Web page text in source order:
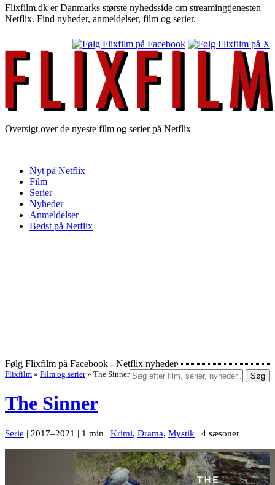
Flixfilm.dk er Danmarks største nyhedsside om streamingtjenesten
Netflix. Find nyheder, anmeldelser, film og serier.
Oversigt over de nyeste film og serier på Netflix
Nyt på Netflix
Film
Serier
Nyheder
Anmeldelser
Bedst på Netflix
Følg Flixfilm på Facebook - Netflix nyheder
Søg
Flixfilm » Film og serier » The Sinner
The Sinner
Serie | 2017–2021 | 1 min | Krimi, Drama, Mystik | 4 sæsoner